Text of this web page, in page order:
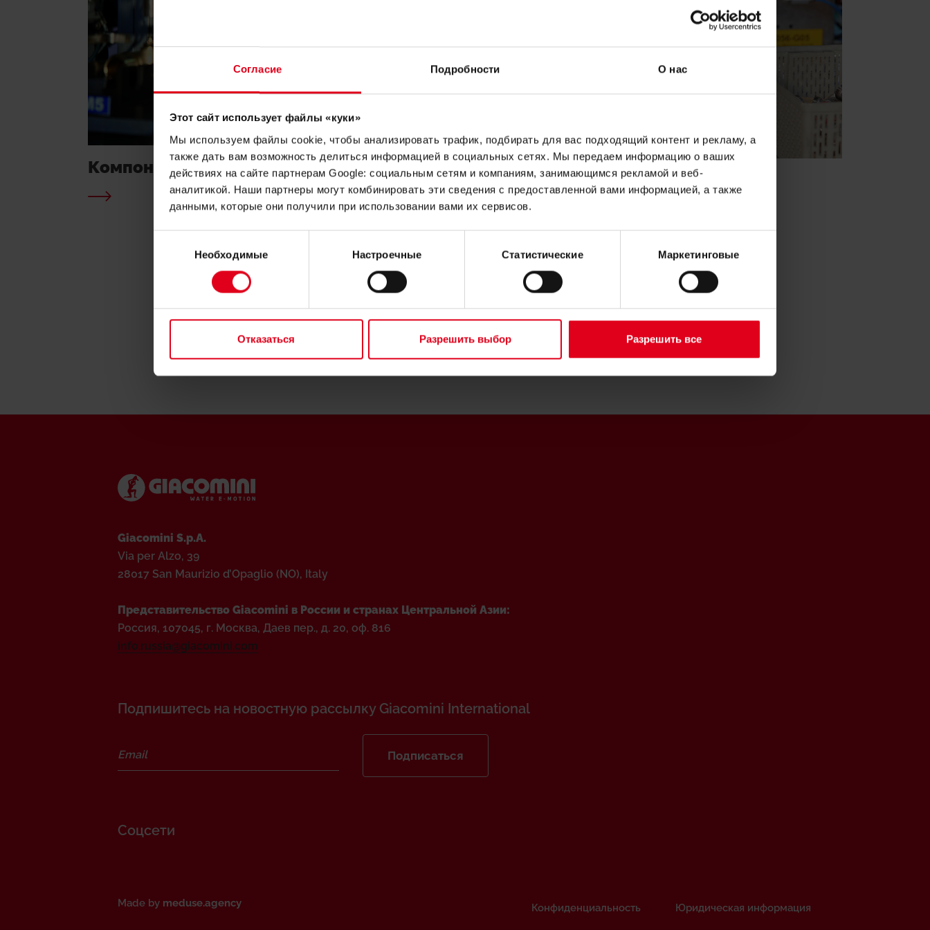
Согласие Подробности О нас
Этот сайт использует файлы «куки»
Мы используем файлы cookie, чтобы анализировать трафик, подбирать для вас подходящий контент и рекламу, а
также дать вам возможность делиться информацией в социальных сетях. Мы передаем информацию о ваших
действиях на сайте партнерам Google: социальным сетям и компаниям, занимающимся рекламой и веб-
аналитикой. Наши партнеры могут комбинировать эти сведения с предоставленной вами информацией, а также
данными, которые они получили при использовании вами их сервисов.
согласияНеобходимые Настроечные Статистические Маркетинговые
Отказаться Разрешить выбор Разрешить все
Компоненты для водоснабжения
Устройства для бытовых систем
водоснабжения
Giacomini S.p.A.
Via per Alzo, 39
28017 San Maurizio d’Opaglio (NO), Italy
Представительство Giacomini в России и странах Центральной Азии:
Россия, 107045, г. Москва, Даев пер., д. 20, оф. 816
info.russia@giacomini.com
Подпишитесь на новостную рассылку Giacomini International
Подписаться
Соцсети
Made by meduse.agency Конфиденциальность Юридическая информация